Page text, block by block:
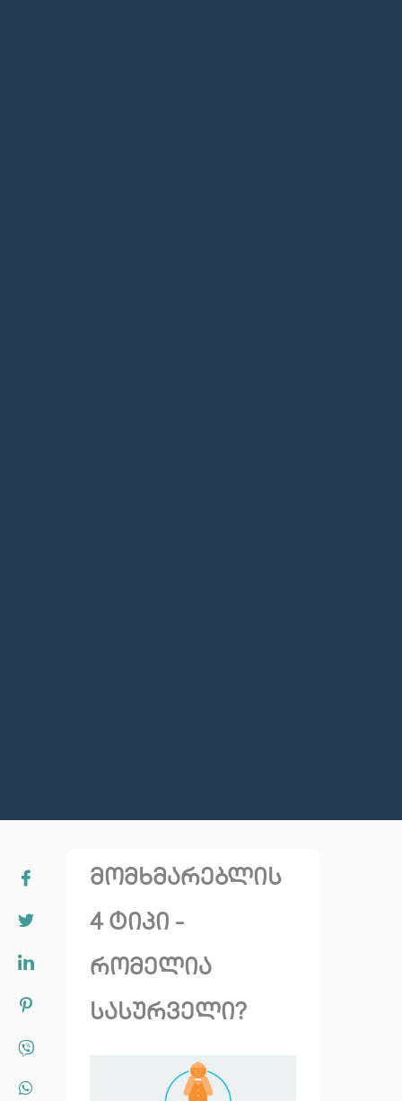
მომხმარებლის
4 ტიპი -
რომელია
სასურველი?